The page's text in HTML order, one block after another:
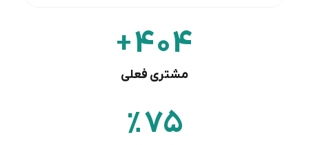
528
+
مشتری فعلی
99
%